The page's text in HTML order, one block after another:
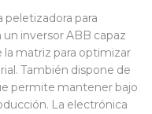
peletizadora para
inversor ABB capaz
la matriz para optimizar
También dispone de
permite mantener bajo
La electrónica